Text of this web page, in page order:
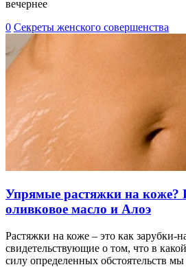
вечернее
0 Секреты женского совершенства
Упрямые растяжки на коже?
оливковое масло и Алоэ
Растяжки на коже – это как зарубки-
свидетельствующие о том, что в
силу определенных обстоятельств мы